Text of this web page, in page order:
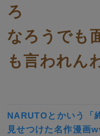
ろ
なろうでも
も言われん
NARUTOとかいう「
見せつけた名作漫画